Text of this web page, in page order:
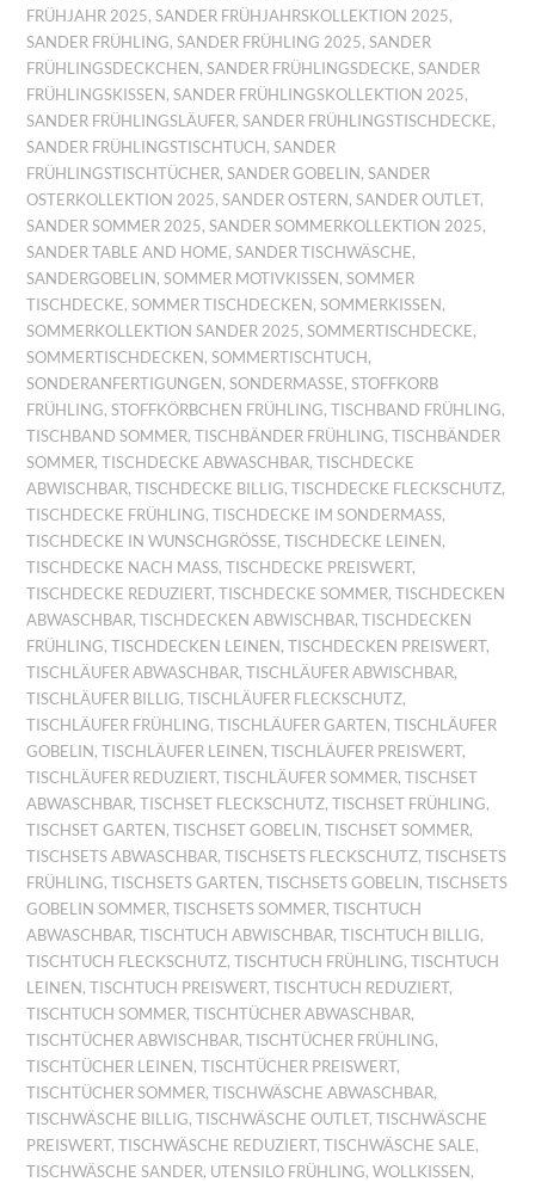
FRÜHJAHR 2025,SANDER FRÜHJAHRSKOLLEKTION 2025,
SANDER FRÜHLING,SANDER FRÜHLING 2025,SANDER
FRÜHLINGSDECKCHEN ,SANDER FRÜHLINGSDECKE,SANDER
FRÜHLINGSKISSEN ,SANDER FRÜHLINGSKOLLEKTION 2025,
SANDER FRÜHLINGSLÄUFER,SANDER FRÜHLINGSTISCHDECKE,
SANDER FRÜHLINGSTISCHTUCH ,SANDER
FRÜHLINGSTISCHTÜCHER,SANDER GOBELIN ,SANDER
OSTERKOLLEKTION 2025,SANDER OSTERN ,SANDER OUTLET,
SANDER SOMMER 2025,SANDER SOMMERKOLLEKTION 2025,
SANDER TABLE AND HOME,SANDER TISCHWÄSCHE,
SANDERGOBELIN ,SOMMER MOTIVKISSEN ,SOMMER
TISCHDECKE,SOMMER TISCHDECKEN ,SOMMERKISSEN ,
SOMMERKOLLEKTION SANDER 2025,SOMMERTISCHDECKE,
SOMMERTISCHDECKEN ,SOMMERTISCHTUCH ,
SONDERANFERTIGUNGEN ,SONDERMASSE ,STOFFKORB
FRÜHLING,STOFFKÖRBCHEN FRÜHLING,TISCHBAND FRÜHLING,
TISCHBAND SOMMER,TISCHBÄNDER FRÜHLING,TISCHBÄNDER
SOMMER,TISCHDECKE ABWASCHBAR,TISCHDECKE
ABWISCHBAR,TISCHDECKE BILLIG,TISCHDECKE FLECKSCHUTZ,
TISCHDECKE FRÜHLING,TISCHDECKE IM SONDERMASS ,
TISCHDECKE IN WUNSCHGRÖSSE ,TISCHDECKE LEINEN ,
TISCHDECKE NACH MASS ,TISCHDECKE PREISWERT,
TISCHDECKE REDUZIERT,TISCHDECKE SOMMER,TISCHDECKEN
ABWASCHBAR,TISCHDECKEN ABWISCHBAR,TISCHDECKEN
FRÜHLING,TISCHDECKEN LEINEN ,TISCHDECKEN PREISWERT,
TISCHLÄUFER ABWASCHBAR,TISCHLÄUFER ABWISCHBAR,
TISCHLÄUFER BILLIG,TISCHLÄUFER FLECKSCHUTZ,
TISCHLÄUFER FRÜHLING,TISCHLÄUFER GARTEN ,TISCHLÄUFER
GOBELIN ,TISCHLÄUFER LEINEN ,TISCHLÄUFER PREISWERT,
TISCHLÄUFER REDUZIERT,TISCHLÄUFER SOMMER,TISCHSET
ABWASCHBAR,TISCHSET FLECKSCHUTZ,TISCHSET FRÜHLING,
TISCHSET GARTEN ,TISCHSET GOBELIN ,TISCHSET SOMMER,
TISCHSETS ABWASCHBAR,TISCHSETS FLECKSCHUTZ,TISCHSETS
FRÜHLING,TISCHSETS GARTEN ,TISCHSETS GOBELIN ,TISCHSETS
GOBELIN SOMMER,TISCHSETS SOMMER,TISCHTUCH
ABWASCHBAR,TISCHTUCH ABWISCHBAR,TISCHTUCH BILLIG,
TISCHTUCH FLECKSCHUTZ,TISCHTUCH FRÜHLING,TISCHTUCH
LEINEN ,TISCHTUCH PREISWERT,TISCHTUCH REDUZIERT,
TISCHTUCH SOMMER,TISCHTÜCHER ABWASCHBAR,
TISCHTÜCHER ABWISCHBAR,TISCHTÜCHER FRÜHLING,
TISCHTÜCHER LEINEN ,TISCHTÜCHER PREISWERT,
TISCHTÜCHER SOMMER,TISCHWÄSCHE ABWASCHBAR,
TISCHWÄSCHE BILLIG,TISCHWÄSCHE OUTLET,TISCHWÄSCHE
PREISWERT,TISCHWÄSCHE REDUZIERT,TISCHWÄSCHE SALE,
TISCHWÄSCHE SANDER, UTENSILO FRÜHLING,WOLLKISSEN ,